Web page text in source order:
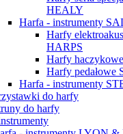
HEALY
Harfa - instrumenty
Harfy
HARPS
Harfy
Harfy
Harfa - instrumenty
do harfy
do harfy